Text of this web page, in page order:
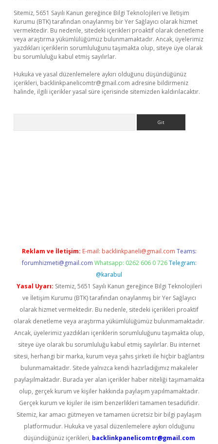
Sitemiz, 5651 Sayılı Kanun gereğince Bilgi Teknolojileri ve İletişim
Kurumu (BTK) tarafından onaylanmış bir Yer Sağlayıcı olarak hizmet
vermektedir. Bu nedenle, sitedeki içerikleri proaktif olarak denetleme
veya araştırma yükümlülüğümüz bulunmamaktadır. Ancak, üyelerimiz
yazdıkları içeriklerin sorumluluğunu taşımakta olup, siteye üye olarak
bu sorumluluğu kabul etmiş sayılırlar.
Hukuka ve yasal düzenlemelere aykırı olduğunu düşündüğünüz
içerikleri, backlinkpanelicomtr@gmail.com adresine bildirmeniz
halinde, ilgili içerikler yasal süre içerisinde sitemizden kaldırılacaktır.
Reklam ve İletişim: E-mail: backlinkpaneli@gmail.com Teams:
forumhizmeti@gmail.com Whatsapp: 0262 606 0 726 Telegram:
@karabul
Yasal Uyarı: Sitemiz, 5651 Sayılı Kanun gereğince Bilgi Teknolojileri
ve İletişim Kurumu (BTK) tarafından onaylanmış bir Yer Sağlayıcı
olarak hizmet vermektedir. Bu nedenle, sitedeki içerikleri proaktif
olarak denetleme veya araştırma yükümlülüğümüz bulunmamaktadır.
Ancak, üyelerimiz yazdıkları içeriklerin sorumluluğunu taşımakta olup,
siteye üye olarak bu sorumluluğu kabul etmiş sayılırlar. Bu internet
sitesi, herhangi bir marka, kurum veya şahıs şirketi ile hiçbir bağlantısı
bulunmamaktadır. Sitede yalnızca kendi hazırladığımız makaleler
paylaşılmaktadır. Burada yer alan içerikler haber niteliği taşımamakta
olup, gerçek kurum ve kişiler hakkında paylaşım yapılmamaktadır.
Gerçek kurum ve kişiler ile isim benzerlikleri tamamen tesadüfidir.
Sitemiz, kar amacı gütmeyen ve tamamen ücretsiz bir bilgi paylaşım
platformudur. Hukuka ve yasal düzenlemelere aykırı olduğunu
düşündüğünüz içerikleri, backlinkpanelicomtr@gmail.com